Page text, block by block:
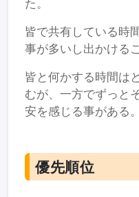
た。
皆で共有している時
事が多いし出かける
皆と何かする時間は
むが、一方でずっと
安を感じる事がある。
優先順位